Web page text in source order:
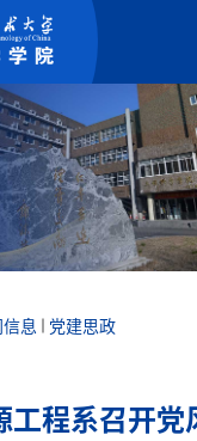
息 党建思政
工程系召开党